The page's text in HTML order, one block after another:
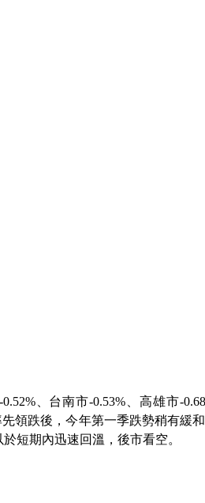
-0.52%、台南市-0.53% 、高雄市-
領跌後，今年第一季跌勢稍有緩
短期內迅速回溫，後市看空。